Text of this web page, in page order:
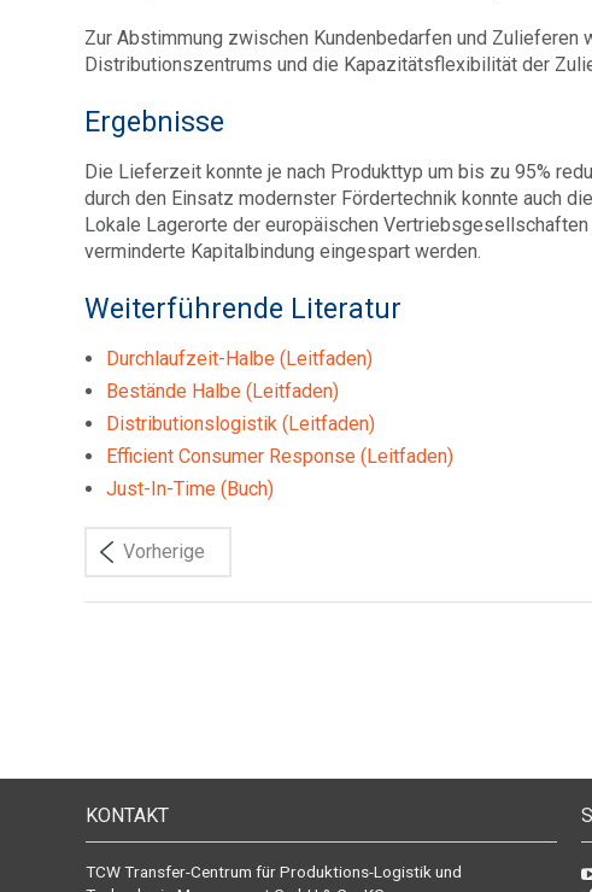
Zur Abstimmung zwischen Kundenbedarfen und Zulieferen
Distributionszentrums und die Kapazitätsflexibilität der
Ergebnisse
Die Lieferzeit konnte je nach Produkttyp um bis zu 95%
durch den Einsatz modernster Fördertechnik konnte auch
Lokale Lagerorte der europäischen
verminderte Kapitalbindung eingespart werden.
Weiterführende Literatur
Durchlaufzeit-Halbe (Leitfaden)
Bestände Halbe (Leitfaden)
Distributionslogistik (Leitfaden)
Efficient Consumer Response (Leitfaden)
Just-In-Time (Buch)
Vorherige
KONTAKT
TCW Transfer-Centrum für Produktions-Logistik und